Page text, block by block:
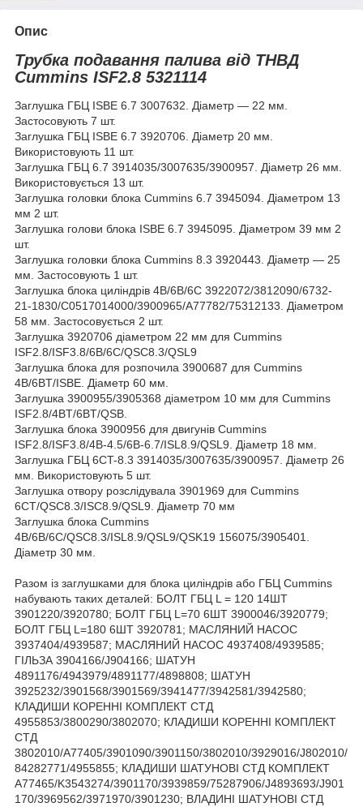
Опис
Трубка подавання палива від ТНВД
Cummins ISF2.8 5321114
Заглушка ГБЦ ISBE 6.7 3007632. Діаметр — 22 мм.
Застосовують 7 шт.
Заглушка ГБЦ ISBE 6.7 3920706. Діаметр 20 мм.
Використовують 11 шт.
Заглушка ГБЦ 6.7 3914035/3007635/3900957. Діаметр 26 мм.
Використовується 13 шт.
Заглушка головки блока Cummins 6.7 3945094. Діаметром 13
мм 2 шт.
Заглушка голови блока ISBE 6.7 3945095. Діаметром 39 мм 2
шт.
Заглушка головки блока Cummins 8.3 3920443. Діаметр — 25
мм. Застосовують 1 шт.
Заглушка блока циліндрів 4B/6B/6C 3922072/3812090/6732-
21-1830/C0517014000/3900965/A77782/75312133. Діаметром
58 мм. Застосовується 2 шт.
Заглушка 3920706 діаметром 22 мм для Cummins
ISF2.8/ISF3.8/6B/6C/QSC8.3/QSL9
Заглушка блока для розпочила 3900687 для Cummins
4B/6BT/ISBE. Діаметр 60 мм.
Заглушка 3900955/3905368 діаметром 10 мм для Cummins
ISF2.8/4BT/6BT/QSB.
Заглушка блока 3900956 для двигунів Cummins
ISF2.8/ISF3.8/4B-4.5/6B-6.7/ISL8.9/QSL9. Діаметр 18 мм.
Заглушка ГБЦ 6CT-8.3 3914035/3007635/3900957. Діаметр 26
мм. Використовують 5 шт.
Заглушка отвору розслідувала 3901969 для Cummins
6CT/QSC8.3/ISC8.9/QSL9. Діаметр 70 мм
Заглушка блока Cummins
4B/6B/6C/QSC8.3/ISL8.9/QSL9/QSK19 156075/3905401.
Діаметр 30 мм.
Разом із заглушками для блока циліндрів або ГБЦ Cummins
набувають таких деталей: БОЛТ ГБЦ L = 120 14ШТ
3901220/3920780; БОЛТ ГБЦ L=70 6ШТ 3900046/3920779;
БОЛТ ГБЦ L=180 6ШТ 3920781; МАСЛЯНИЙ НАСОС
3937404/4939587; МАСЛЯНИЙ НАСОС 4937408/4939585;
ГІЛЬЗА 3904166/J904166; ШАТУН
4891176/4943979/4891177/4898808; ШАТУН
3925232/3901568/3901569/3941477/3942581/3942580;
КЛАДИШИ КОРЕННІ КОМПЛЕКТ СТД
4955853/3800290/3802070; КЛАДИШИ КОРЕННІ КОМПЛЕКТ
СТД
3802010/A77405/3901090/3901150/3802010/3929016/J802010/
84282771/4955855; КЛАДИШИ ШАТУНОВІ СТД КОМПЛЕКТ
A77465/K3543274/3901170/3939859/75287906/J4893693/J901
170/3969562/3971970/3901230; ВЛАДИНІ ШАТУНОВІ СТД